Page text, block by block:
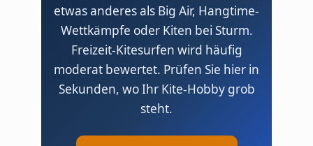
etwas anderes als Big Air, Hangtime-
Wettkämpfe oder Kiten bei Sturm.
Freizeit-Kitesurfen wird häufig
moderat bewertet. Prüfen Sie hier in
Sekunden, wo Ihr Kite-Hobby grob
steht.